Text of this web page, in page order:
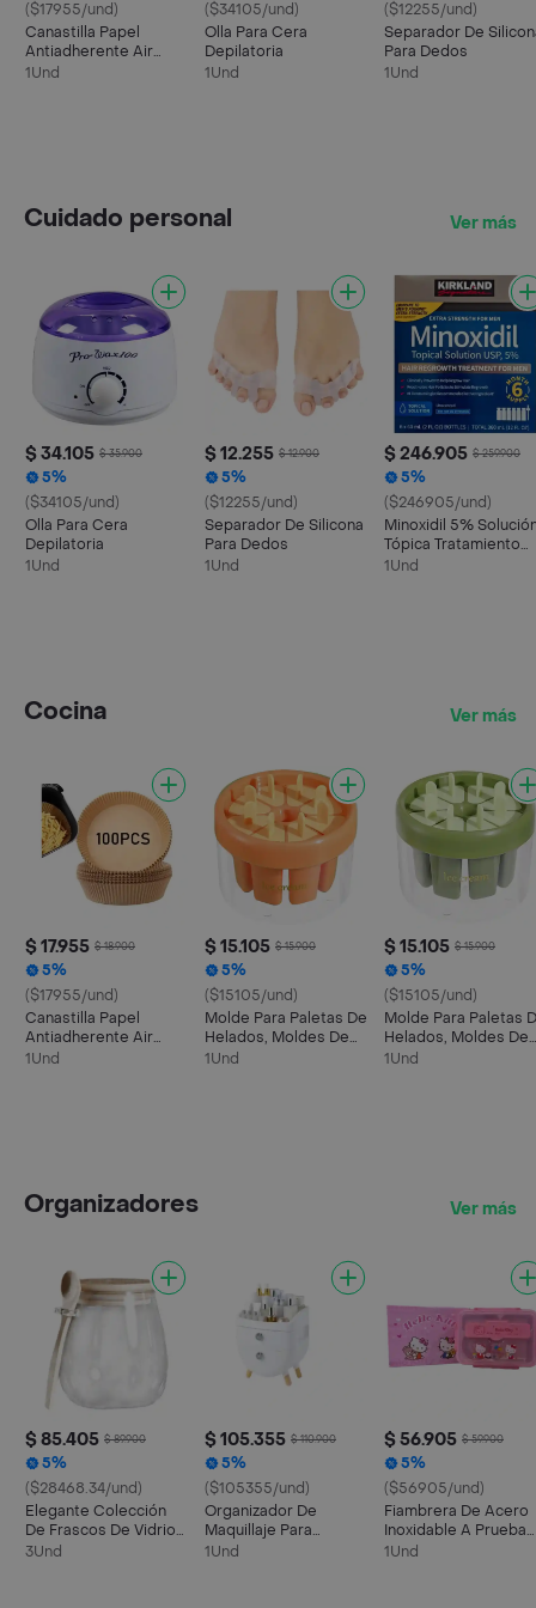
($17955/und)
Canastilla Papel
Antiadherente Air
Fryer Freidora X 100
1Und
($34105/und)
Olla Para Cera
Depilatoria
1Und
($12255/und)
Separador De
Para Dedos
1Und
Cuidado personal Ver más
$ 34.105 $ 35.900
5%
($34105/und)
Olla Para Cera
Depilatoria
1Und
$ 12.255 $ 12.900
5%
($12255/und)
Separador De Silicona
Para Dedos
1Und
$ 246.905 $ 259.900
5%
($246905/und)
Minoxidil 5%
Tópica Tratamiento
Regenerador
1Und
Cocina Ver más
$ 17.955 $ 18.900
5%
($17955/und)
Canastilla Papel
Antiadherente Air
Fryer Freidora X 100
1Und
$ 15.105 $ 15.900
5%
($15105/und)
Molde Para Paletas De
Helados, Moldes De
Fácil Liberación Color
1Und
$ 15.105 $ 15.900
5%
($15105/und)
Molde Para Paletas
Helados, Moldes De
Fácil Liberación
1Und
Organizadores Ver más
$ 85.405 $ 89.900
5%
($28468.34/und)
Elegante Colección
De Frascos De Vidrio
Con Tapa Y Cuchara
3Und
$ 105.355 $ 110.900
5%
($105355/und)
Organizador De
Maquillaje Para
Tocador Con Cajones
1Und
$ 56.905 $ 59.900
5%
($56905/und)
Fiambrera De Acero
Inoxidable A Prueba
De Fugas Color Rosa
1Und